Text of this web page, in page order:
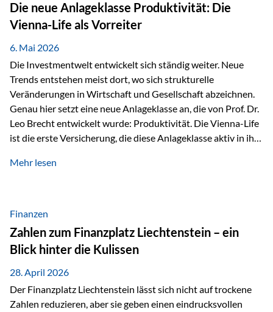
stellte die Teilnehmerinnen und Teilnehmer vor eine
sportliche Herausforderung. Doch…
Die neue Anlageklasse Produktivität: Die
Vienna-Life als Vorreiter
6. Mai 2026
Die Investmentwelt entwickelt sich ständig weiter. Neue
Trends entstehen meist dort, wo sich strukturelle
Veränderungen in Wirtschaft und Gesellschaft abzeichnen.
Genau hier setzt eine neue Anlageklasse an, die von Prof. Dr.
Leo Brecht entwickelt wurde: Produktivität. Die Vienna-Life
ist die erste Versicherung, die diese Anlageklasse aktiv in ihre
Vorreiter. Warum auf das Thema Produktivität setzen? Die
Wirtschaftswachstum, verändern die Spielregeln für
Investoren. Produktivität adressiert genau diese
Herausforderungen, da wirtschaftliches Wachstum
langfristig durch Produktivitätssteigerung entsteht, also
durch die Fähigkeit von Unternehmen, mehr…
Mehr lesen
Finanzen
Zahlen zum Finanzplatz Liechtenstein – ein
Blick hinter die Kulissen
28. April 2026
Der Finanzplatz Liechtenstein lässt sich nicht auf trockene
Zahlen reduzieren, aber sie geben einen eindrucksvollen